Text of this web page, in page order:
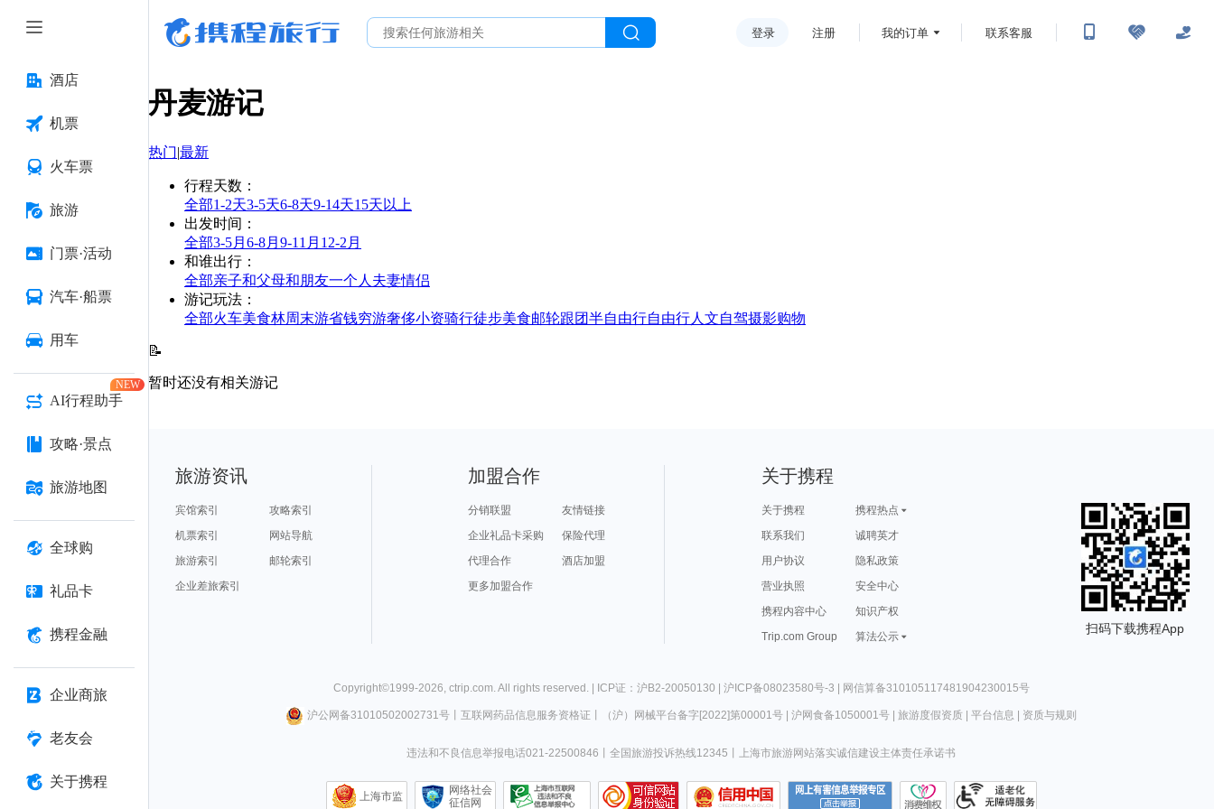
酒店
机票
火车票
旅游
门票·活动
汽车·船票
用车
AI行程助手
NEW
攻略·景点
旅游地图
全球购
礼品卡
携程金融
企业商旅
老友会
关于携程
登录 注册 我的订单 联系客服
丹麦游记
热门|最新
行程天数 ：
全部1-2天3-5天6-8天9-14天15天以上
出发时间 ：
全部3-5月 6-8月 9-11月 12-2月
和谁出行 ：
全部亲子和父母和朋友一个人 夫妻情侣
游记玩法 ：
全部火车美食林周末游省钱穷游奢侈小资骑行徒步美食邮轮跟团半自由行自由行人文自驾摄影购物
📝
暂时还没有相关游记
旅游资讯
宾馆索引
攻略索引
机票索引
网站导航
旅游索引
邮轮索引
企业差旅索引
加盟合作
分销联盟
友情链接
企业礼品卡采购
保险代理
代理合作
酒店加盟
更多加盟合作
关于携程
关于携程
携程热点
联系我们
诚聘英才
用户协议
隐私政策
营业执照
安全中心
携程内容中心
知识产权
Trip.com Group
算法公示
扫码下载携程App
Copyright©1999-2026, ctrip.com. All rights reserved. | ICP证：沪B2-20050130 | 沪ICP备08023580号-3 | 网信算备310105117481904230015号
沪公网备31010502002731号丨 互联网药品信息服务资格证 （沪）网械平台备字[2022]第00001号| 沪网食备1050001号| 旅游度假资质| 平台信息 资质与规则
违法和不良信息举报电话021-22500846 全国旅游投诉热线12345 上海市旅游网站落实诚信建设主体责任承诺书
上海市监
网络社会
征信网